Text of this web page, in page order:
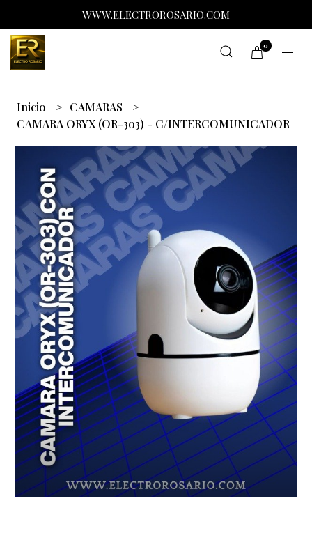
WWW.ELECTROROSARIO.COM
0
Inicio
CAMARAS
CAMARA ORYX (OR-303) - C/INTERCOMUNICADOR